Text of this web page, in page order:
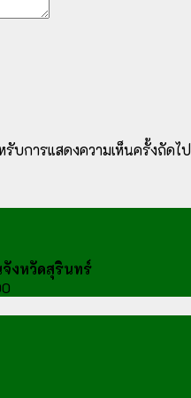
บการแสดงความเห็นครั้งถัดไป
งหวัดสุรินทร์